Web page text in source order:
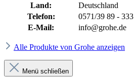
Land:
Deutschland
Telefon:
0571/39 89 - 333
E-Mail:
info@grohe.de
Alle Produkte von Grohe anzeigen
Menü schließen